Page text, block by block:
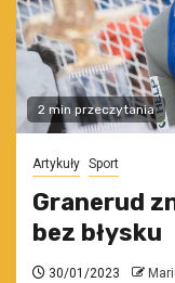
2 min przeczytania
Artykuły Sport
Granerud
bez błysku
30/01/2023